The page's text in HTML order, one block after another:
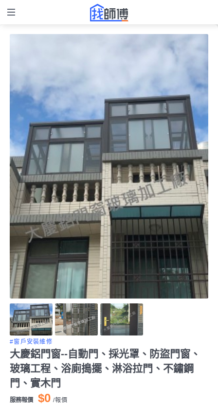
#窗戶安裝維修
大慶鋁門窗--自動門、採光罩、防盜門窗、
玻璃工程、浴廁搗擺、淋浴拉門、不鏽鋼
門、實木門
服務報價 $0 /報價